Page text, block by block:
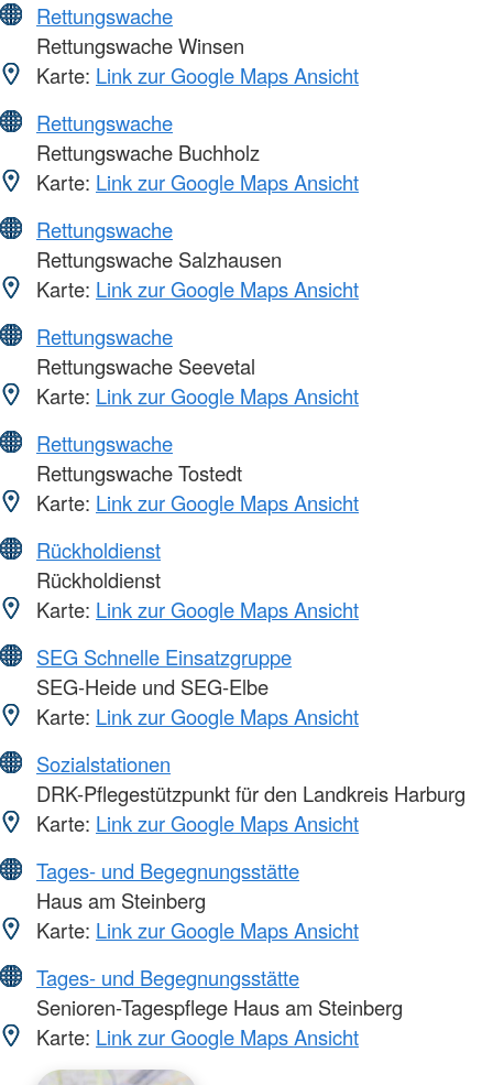
Rettungswache
Rettungswache Winsen
Karte: Link zur Google Maps Ansicht
Rettungswache
Rettungswache Buchholz
Karte: Link zur Google Maps Ansicht
Rettungswache
Rettungswache Salzhausen
Karte: Link zur Google Maps Ansicht
Rettungswache
Rettungswache Seevetal
Karte: Link zur Google Maps Ansicht
Rettungswache
Rettungswache Tostedt
Karte: Link zur Google Maps Ansicht
Rückholdienst
Rückholdienst
Karte: Link zur Google Maps Ansicht
SEG Schnelle Einsatzgruppe
SEG-Heide und SEG-Elbe
Karte: Link zur Google Maps Ansicht
Sozialstationen
DRK-Pflegestützpunkt für den Landkreis Harburg
Karte: Link zur Google Maps Ansicht
Tages- und Begegnungsstätte
Haus am Steinberg
Karte: Link zur Google Maps Ansicht
Tages- und Begegnungsstätte
Senioren-Tagespflege Haus am Steinberg
Karte: Link zur Google Maps Ansicht